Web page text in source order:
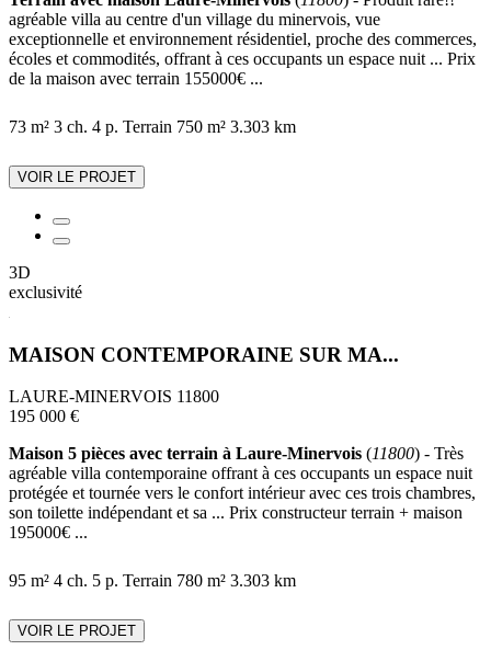
agréable villa au centre d'un village du minervois, vue
exceptionnelle et environnement résidentiel, proche des commerces,
écoles et commodités, offrant à ces occupants un espace nuit ... Prix
de la maison avec terrain 155000€ ...
73 m² 3 ch. 4 p. Terrain 750 m² 3.303 km
VOIR LE PROJET
3D
exclusivité
MAISON CONTEMPORAINE SUR MA...
LAURE-MINERVOIS 11800
195 000 €
Maison 5 pièces avec terrain à Laure-Minervois (11800) - Très
agréable villa contemporaine offrant à ces occupants un espace nuit
protégée et tournée vers le confort intérieur avec ces trois chambres,
son toilette indépendant et sa ... Prix constructeur terrain + maison
195000€ ...
95 m² 4 ch. 5 p. Terrain 780 m² 3.303 km
VOIR LE PROJET